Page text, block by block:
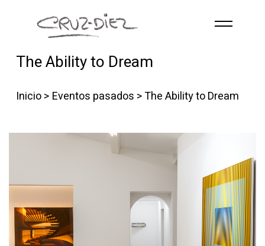
Skip to main content
INICIO
RGB
CONTACTO
The Ability to Dream
Inicio> Eventos pasados > The Ability to Dream